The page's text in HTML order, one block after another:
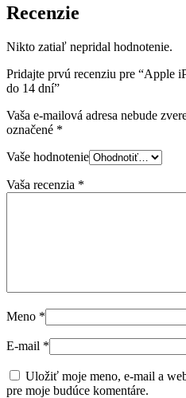
Recenzie
Nikto zatiaľ nepridal hodnotenie.
Pridajte prvú recenziu pre “Apple
do 14 dní”
Vaša e-mailová adresa nebude
označené *
Vaše hodnotenie
Vaša recenzia *
Meno *
E-mail *
Uložiť moje meno, e-mail a
pre moje budúce komentáre.